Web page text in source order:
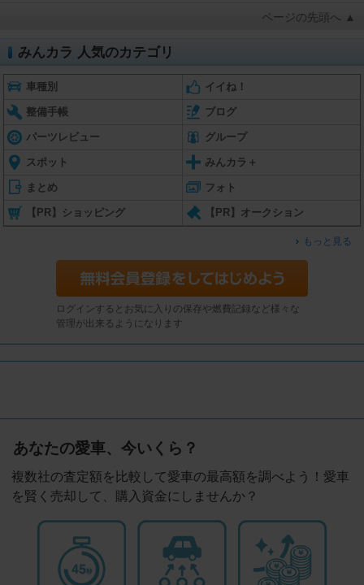
ページの先頭へ ▲
みんカラ 人気のカテゴリ
車種別 イイね！
整備手帳 ブログ
パーツレビュー グループ
スポット みんカラ＋
まとめ フォト
【PR】ショッピング 【PR】オークション
もっと見る
ログインするとお気に入りの保存や燃費記録など様々な
管理が出来るようになります
あなたの愛車、今いくら？
複数社の査定額を比較して愛車の最高額を調べよう！愛車
を賢く売却して、購入資金にしませんか？